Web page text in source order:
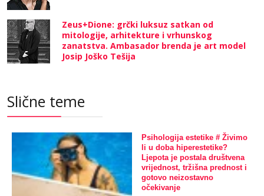
Zeus+Dione: grčki luksuz satkan od
mitologije, arhitekture i vrhunskog
zanatstva. Ambasador brenda je art model
Josip Joško Tešija
Slične teme
Psihologija estetike # Živimo
li u doba hiperestetike?
Ljepota je postala društvena
vrijednost, tržišna prednost i
gotovo neizostavno
očekivanje